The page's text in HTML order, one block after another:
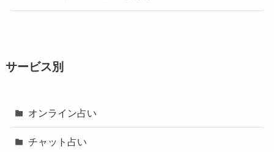
サービス別
オンライン占い
チャット占い